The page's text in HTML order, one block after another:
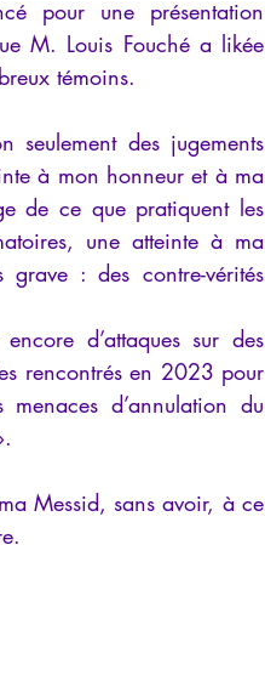
pour une présentation
M. Louis Fouché a likée
témoins.
des jugements
à mon honneur et à ma
de ce que pratiquent les
une atteinte à ma
: des contre-vérités
d’attaques sur des
rencontrés en 2023 pour
d’annulation du
Messid, sans avoir, à ce